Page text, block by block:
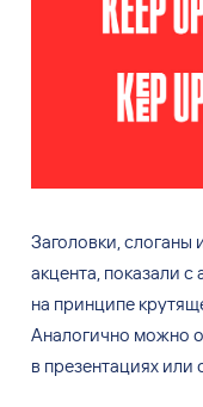
Заголовки, слоганы
акцента, показали с
на принципе
Аналогично можно
в презентациях или